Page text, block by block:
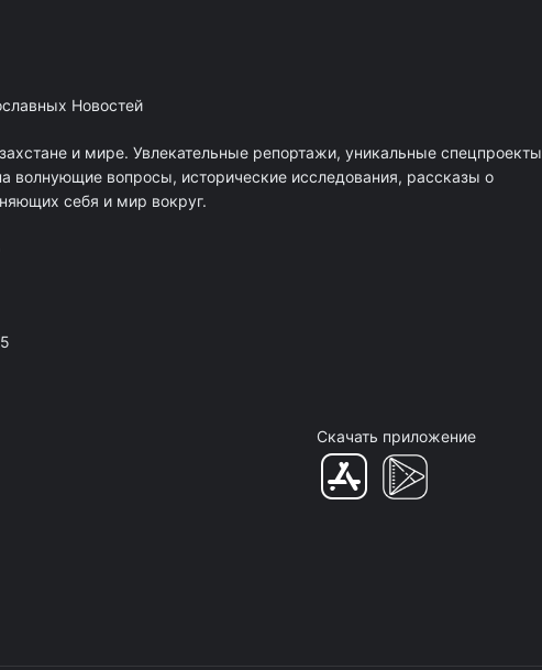
Новостей
и мире. Увлекательные репортажи, уникальные
волнующие вопросы, исторические исследования, рассказы о
себя и мир вокруг.
Скачать приложение